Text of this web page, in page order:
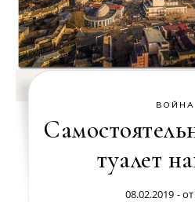
ВОЙНА
туалет
08.02.2019 - от